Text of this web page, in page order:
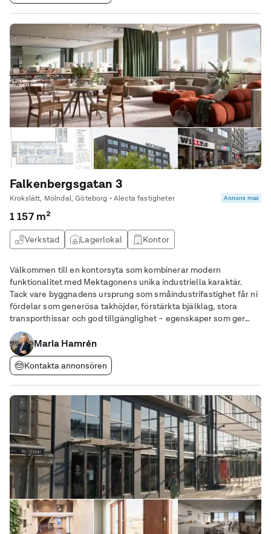
Falkenbergsgatan 3
Krokslätt, Mölndal, Göteborg • Alecta fastigheter Annons max
1 157 m²
Verkstad Lagerlokal Kontor
Välkommen till en kontorsyta som kombinerar modern
funktionalitet med Mektagonens unika industriella karaktär.
Tack vare byggnadens ursprung som småindustrifastighet får ni
fördelar som generösa takhöjder, förstärkta bjälklag, stora
transporthissar och god tillgänglighet – egenskaper som ger
flexibilitet långt utöver nyproducerade kontorshus. Allt detta i
ett centralt läge med närhet till
Maria Hamrén
Kontakta annonsören